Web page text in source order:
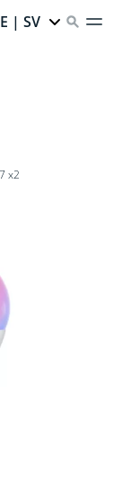
| SV
x2